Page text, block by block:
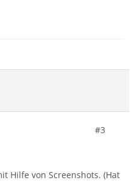
#3
Hilfe von Screenshots. (Hat